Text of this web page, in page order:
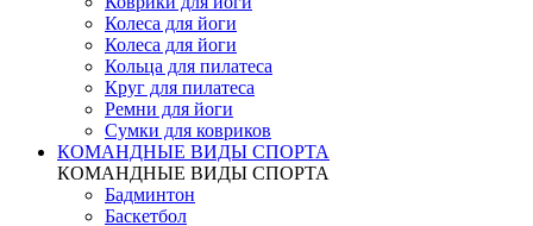
Колеса для йоги
Колеса для йоги
Кольца для пилатеса
Круг для пилатеса
Ремни для йоги
Сумки для ковриков
КОМАНДНЫЕ ВИДЫ СПОРТА
КОМАНДНЫЕ ВИДЫ СПОРТА
Бадминтон
Баскетбол